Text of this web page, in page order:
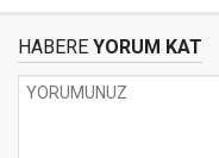
HABERE YORUM KAT